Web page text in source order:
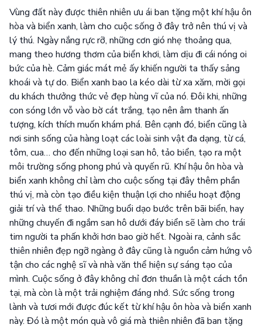
Vùng đất này được thiên nhiên ưu ái ban tặng một khí hậu ôn
hòa và biển xanh, làm cho cuộc sống ở đây trở nên thú vị và
lý thú. Ngày nắng rực rỡ, những cơn gió nhẹ thoảng qua,
mang theo hương thơm của biển khơi, làm dịu đi cái nóng oi
bức của hè. Cảm giác mát mẻ ấy khiến người ta thấy sảng
khoái và tự do. Biển xanh bao la kéo dài từ xa xăm, mời gọi
du khách thưởng thức vẻ đẹp hùng vĩ của nó. Đôi khi, những
con sóng lớn vỗ vào bờ cát trắng, tạo nên âm thanh ấn
tượng, kích thích muốn khám phá. Bên cạnh đó, biển cũng là
nơi sinh sống của hàng loạt các loài sinh vật đa dạng, từ cá,
tôm, cua… cho đến những loại san hô, tảo biển, tạo ra một
môi trường sống phong phú và quyến rũ. Khí hậu ôn hòa và
biển xanh không chỉ làm cho cuộc sống tại đây thêm phần
thú vị, mà còn tạo điều kiện thuận lợi cho nhiều hoạt động
giải trí và thể thao. Những buổi dạo bước trên bãi biển, hay
những chuyến đi ngắm san hô dưới đáy biển sẽ làm cho trái
tim người ta phấn khởi hơn bao giờ hết. Ngoài ra, cảnh sắc
thiên nhiên đẹp ngỡ ngàng ở đây cũng là nguồn cảm hứng vô
tận cho các nghệ sĩ và nhà văn thể hiện sự sáng tạo của
mình. Cuộc sống ở đây không chỉ đơn thuần là một cách tồn
tại, mà còn là một trải nghiệm đáng nhớ. Sức sống trong
lành và tươi mới được đúc kết từ khí hậu ôn hòa và biển xanh
này. Đó là một món quà vô giá mà thiên nhiên đã ban tặng